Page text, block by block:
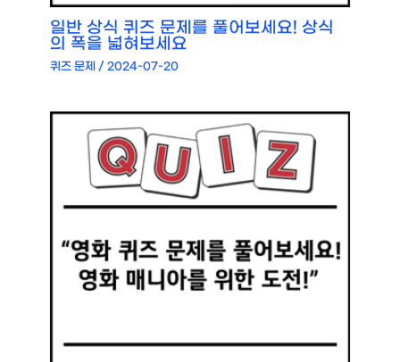
일반 상식 퀴즈 문제를 풀어보세요! 상식
의 폭을 넓혀보세요
퀴즈 문제 /2024-07-20